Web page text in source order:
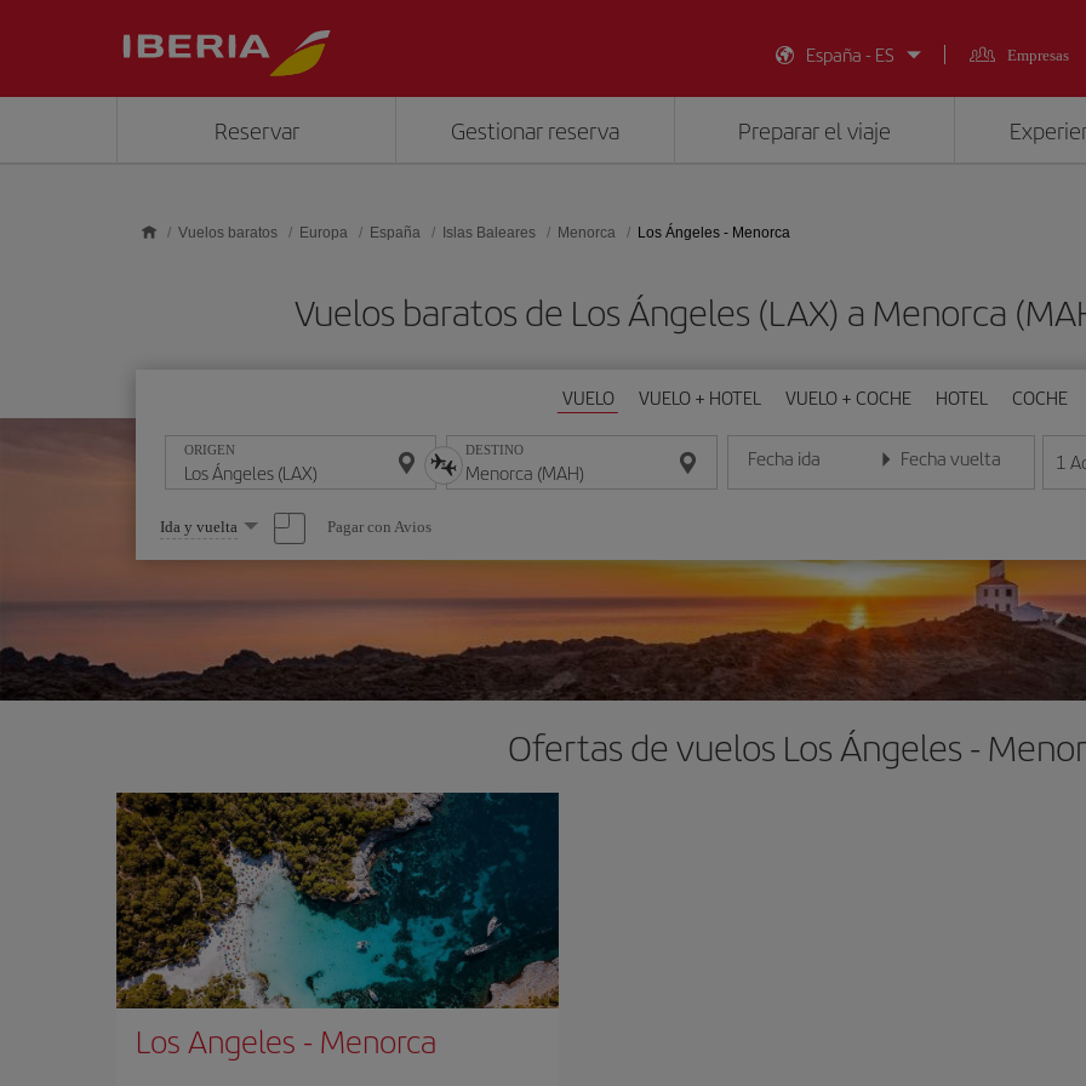
España - ES
Empresas
Reservar Gestionar reserva Preparar el viaje
Vuelos baratos Europa España Islas Baleares Menorca Los Ángeles - Menorca
Vuelos baratos de Los Ángeles (LAX) a Menorca
VUELO VUELO + HOTEL VUELO + COCHE HOTEL COCHE
ORIGEN DESTINO Fecha ida
Introduce la fecha en formato día/mes/año
Fecha vuelta
Introduce la fecha en 1
Seleccione
una
opción
Ida y vuelta Pagar con Avios
Ofertas de vuelos Los Ángeles -
Los Angeles - Menorca